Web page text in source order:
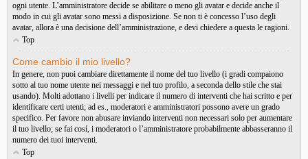
ogni utente. L’amministratore decide se abilitare o meno gli avatar e decide anche il
modo in cui gli avatar sono messi a disposizione. Se non ti è concesso l’uso degli
avatar, allora è una decisione dell’amministrazione, e devi chiedere a questa le ragioni.
Top
Come cambio il mio livello?
In genere, non puoi cambiare direttamente il nome del tuo livello (i gradi compaiono
sotto al tuo nome utente nei messaggi e nel tuo profilo, a seconda dello stile che stai
usando). Molti adottano i livelli per indicare il numero di interventi che hai scritto e per
identificare certi utenti; ad es., moderatori e amministratori possono avere un grado
specifico. Per favore non abusare inviando interventi non necessari solo per aumentare
il tuo livello; se fai cosí, i moderatori o l’amministratore probabilmente abbasseranno il
numero dei tuoi interventi.
Top